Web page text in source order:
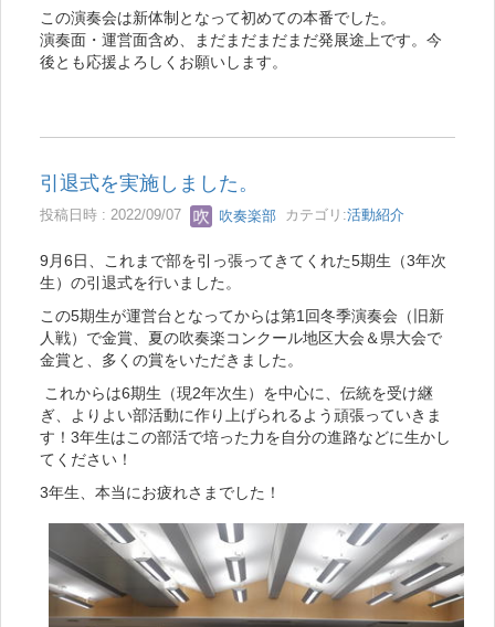
この演奏会は新体制となって初めての本番でした。
演奏面・運営面含め、まだまだまだまだ発展途上です。今
後とも応援よろしくお願いします。
引退式を実施しました。
投稿日時 : 2022/09/07 吹奏楽部 カテゴリ:活動紹介
9月6日、これまで部を引っ張ってきてくれた5期生（3年次
生）の引退式を行いました。
この5期生が運営台となってからは第1回冬季演奏会（旧新
人戦）で金賞、夏の吹奏楽コンクール地区大会＆県大会で
金賞と、多くの賞をいただきました。
これからは6期生（現2年次生）を中心に、伝統を受け継
ぎ、よりよい部活動に作り上げられるよう頑張っていきま
す！3年生はこの部活で培った力を自分の進路などに生かし
てください！
3年生、本当にお疲れさまでした！